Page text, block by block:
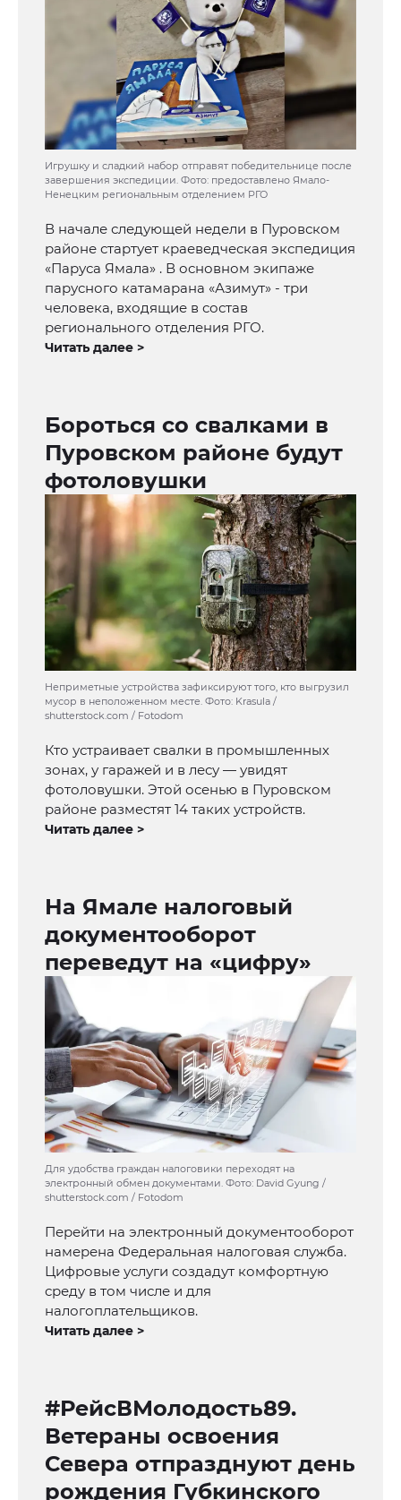
Игрушку и сладкий набор отправят победительнице после
завершения экспедиции. Фото: предоставлено Ямало-
Ненецким региональным отделением РГО
В начале следующей недели в Пуровском
районе стартует краеведческая экспедиция
«Паруса Ямала» . В основном экипаже
парусного катамарана «Азимут» - три
человека, входящие в состав
регионального отделения РГО.
Читать далее >
Бороться со свалками в
Пуровском районе будут
фотоловушки
Неприметные устройства зафиксируют того, кто выгрузил
мусор в неположенном месте. Фото: Krasula /
shutterstock.com / Fotodom
Кто устраивает свалки в промышленных
зонах, у гаражей и в лесу — увидят
фотоловушки. Этой осенью в Пуровском
районе разместят 14 таких устройств.
Читать далее >
На Ямале налоговый
документооборот
переведут на «цифру»
Для удобства граждан налоговики переходят на
электронный обмен документами. Фото: David Gyung /
shutterstock.com / Fotodom
Перейти на электронный документооборот
намерена Федеральная налоговая служба.
Цифровые услуги создадут комфортную
среду в том числе и для
налогоплательщиков.
Читать далее >
#РейсВМолодость89.
Ветераны освоения
Севера отпразднуют день
рождения Губкинского